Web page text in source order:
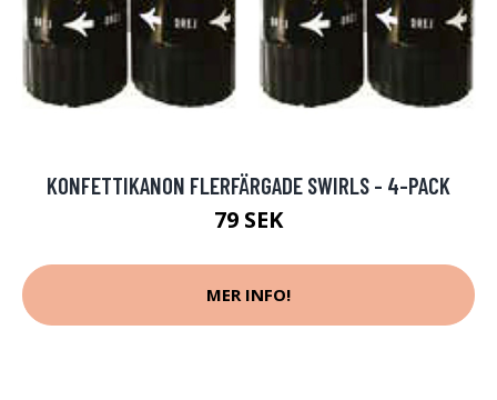
KONFETTIKANON FLERFÄRGADE SWIRLS - 4-PACK
79 SEK
MER INFO!